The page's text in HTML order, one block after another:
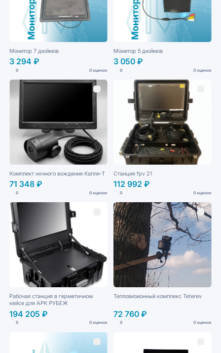
Монитор 7 дюймов
3 294 ₽
0 0 оценок
Монитор 5 дюймов
3 050 ₽
0 0 оценок
Комплект ночного вождения Капля-Т
71 348 ₽
0 0 оценок
Станция fpv 21
112 992 ₽
0 0 оценок
Рабочая станция в герметичном
кейсе для АРК РУБЕЖ
194 205 ₽
0 0 оценок
Тепловизионный комплекс Teterev
72 760 ₽
0 0 оценок